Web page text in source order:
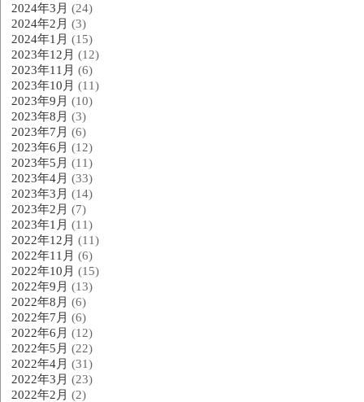
2024年3月 (24)
2024年2月 (3)
2024年1月 (15)
2023年12月 (12)
2023年11月 (6)
2023年10月 (11)
2023年9月 (10)
2023年8月 (3)
2023年7月 (6)
2023年6月 (12)
2023年5月 (11)
2023年4月 (33)
2023年3月 (14)
2023年2月 (7)
2023年1月 (11)
2022年12月 (11)
2022年11月 (6)
2022年10月 (15)
2022年9月 (13)
2022年8月 (6)
2022年7月 (6)
2022年6月 (12)
2022年5月 (22)
2022年4月 (31)
2022年3月 (23)
2022年2月 (2)